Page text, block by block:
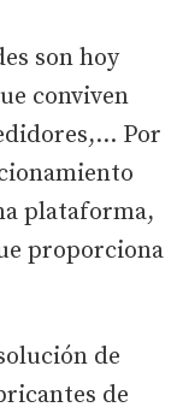
son hoy
conviven
Por
plataforma,
proporciona
de
de